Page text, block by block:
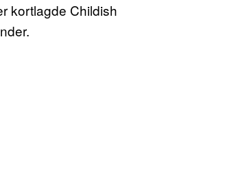
kortlagde Childish